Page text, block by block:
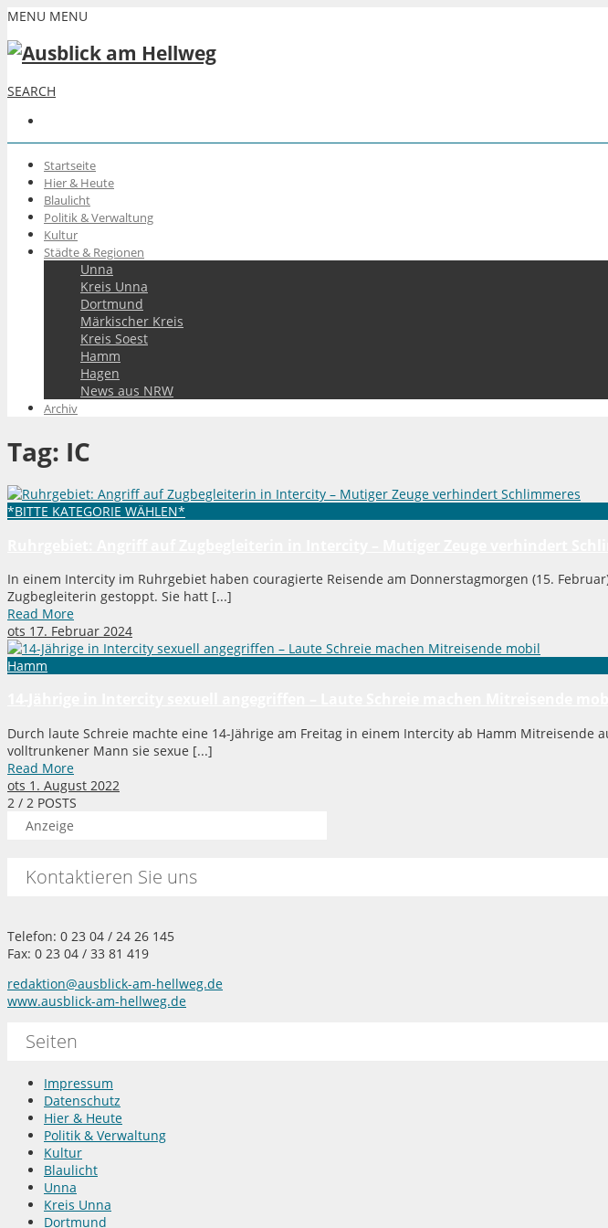
MENU MENU
SEARCH
Startseite
Hier & Heute
Blaulicht
Politik & Verwaltung
Kultur
Städte & Regionen
Unna
Kreis Unna
Dortmund
Märkischer Kreis
Kreis Soest
Hamm
Hagen
News aus NRW
Archiv
Tag: IC
*BITTE KATEGORIE WÄHLEN*
In einem Intercity im Ruhrgebiet haben couragierte Reisende am Donnerstagmorgen (15.
Zugbegleiterin gestoppt. Sie hatt [...]
Read More
ots 17. Februar 2024
Hamm
Durch laute Schreie machte eine 14-Jährige am Freitag in einem Intercity ab Hamm Mitreisende
volltrunkener Mann sie sexue [...]
Read More
ots 1. August 2022
2 / 2 POSTS
Anzeige
Kontaktieren Sie uns
Telefon: 0 23 04 / 24 26 145
Fax: 0 23 04 / 33 81 419
redaktion@ausblick-am-hellweg.de
www.ausblick-am-hellweg.de
Seiten
Impressum
Datenschutz
Hier & Heute
Politik & Verwaltung
Kultur
Blaulicht
Unna
Kreis Unna
Dortmund